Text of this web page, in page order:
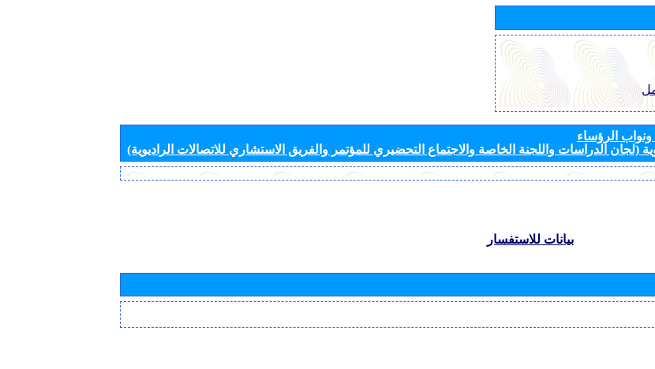
الرؤساء
(لجان الدراسات واللجنة الخاصة والاجتماع التحضيري للمؤتمر والفريق الاستشاري للاتصالات الراديوية)
بيانات للاستفسار